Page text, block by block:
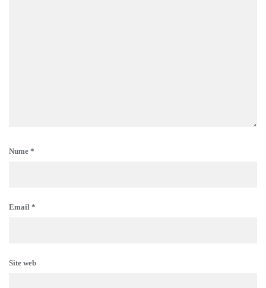
Nume *
Email *
Site web